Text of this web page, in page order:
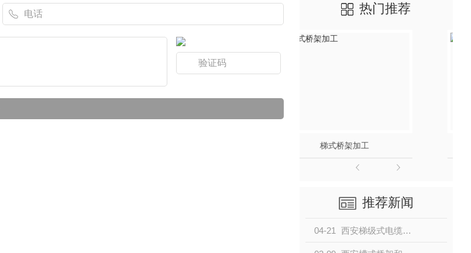
热门推荐
西安梯式桥架安装
推荐新闻
04-21 西安梯级式电缆桥架介绍